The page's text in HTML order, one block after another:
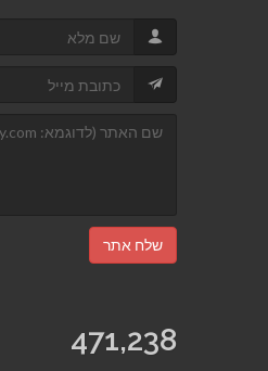
שלח אתר
471,238